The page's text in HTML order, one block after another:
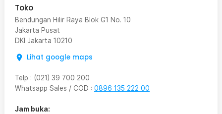
Toko
Bendungan Hilir Raya Blok G1 No. 10
Jakarta Pusat
DKI Jakarta 10210
Lihat google maps
Telp : (021) 39 700 200
Whatsapp Sales / COD : 0896 135 222 00
Jam buka: